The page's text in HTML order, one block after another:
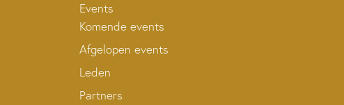
Events
Komende events
Afgelopen events
Leden
Partners